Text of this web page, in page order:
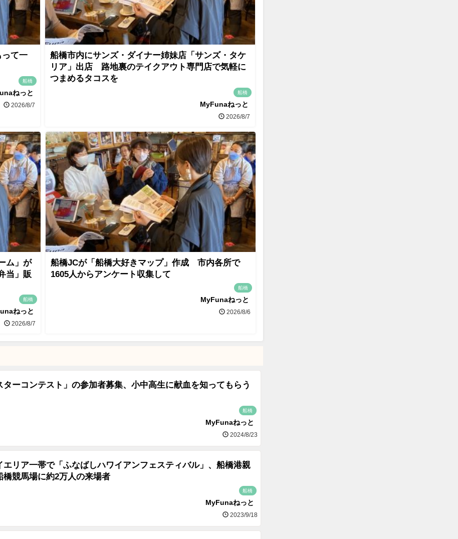
って一
船橋
ねっと
2026/8/7
船橋市内にサンズ・ダイナー姉妹店「サンズ・タケ
リア」出店 路地裏のテイクアウト専門店で気軽に
つまめるタコスを
船橋
MyFunaねっと
2026/8/7
ム」が
当」販
船橋
ねっと
2026/8/7
船橋JCが「船橋大好きマップ」作成 市内各所で
1605人からアンケート収集して
船橋
MyFunaねっと
2026/8/6
ターコンテスト」の参加者募集、小中高生に献血を知ってもらう
船橋
MyFunaねっと
2024/8/23
エリア一帯で「ふなばしハワイアンフェスティバル」、船橋港親
橋競馬場に約2万人の来場者
船橋
MyFunaねっと
2023/9/18